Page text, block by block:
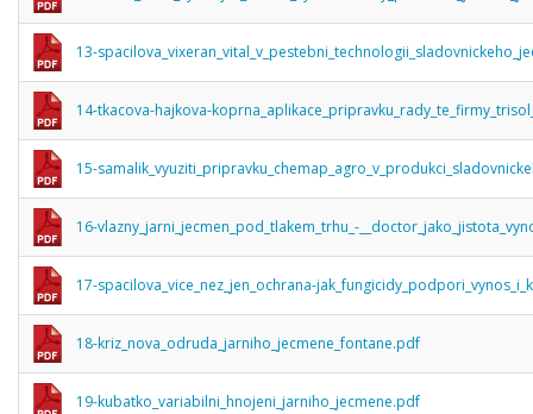
13-
14-tkacova-hajkova-
15-
16-vlazny_jarni_jecmen_pod_tlakem_trhu_-
17-spacilova_vice_nez_jen_ochrana-
18-kriz_nova_odruda_jarniho_jecmene_fontane.pdf
19-kubatko_variabilni_hnojeni_jarniho_jecmene.pdf